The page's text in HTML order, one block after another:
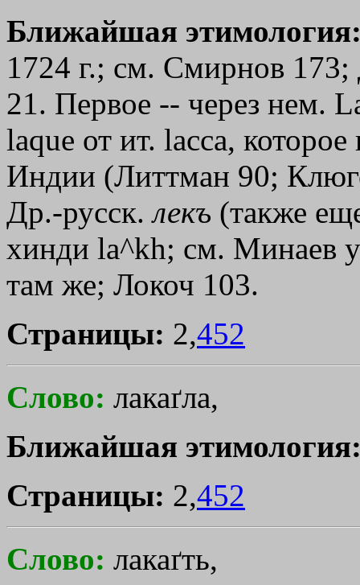
Ближайшая
1724 г.; см. Смирнов
21. Первое -- через нем.
laque от ит. lасса,
Индии (Литтман 90;
Др.-русск.лекъ (также
хинди la^kh; см. Минаев
там же; Локоч 103.
Страницы: 2,452
Слово: лакаґла,
Ближайшая
Страницы: 2,452
Слово: лакаґть,